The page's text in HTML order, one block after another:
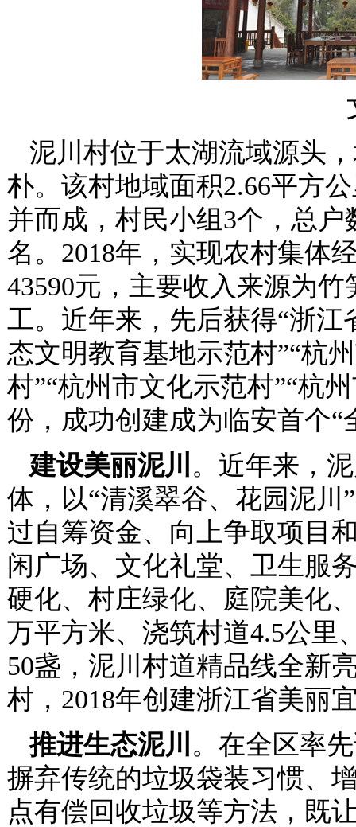
泥川村位于太湖流域源头
朴。该村地域面积2.66平方
并而成，村民小组3个，总户
名。2018年，实现农村集体
43590元，主要收入来源为
工。近年来，先后获得“浙江
态文明教育基地示范村”“杭
村”“杭州市文化示范村”“杭
份，成功创建成为临安首个“
建设美丽泥川 。近年来，
体，以“清溪翠谷、花园泥
过自筹资金、向上争取项目
闲广场、文化礼堂、卫生服
硬化、村庄绿化、庭院美化
万平方米、浇筑村道4.5公里
50盏，泥川村道精品线全新
村，2018年创建浙江省美丽
推进生态泥川 。在全区率
摒弃传统的垃圾袋装习惯、
点有偿回收垃圾等方法，既